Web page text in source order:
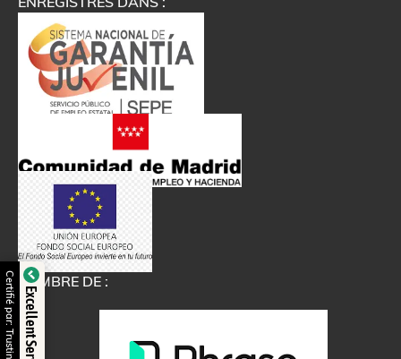
MEMBRE DE :
Excellent Service
Certifié par: Trustindex